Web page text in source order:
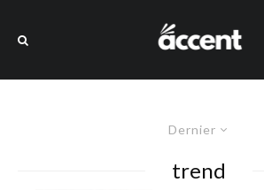
Dernier
trend